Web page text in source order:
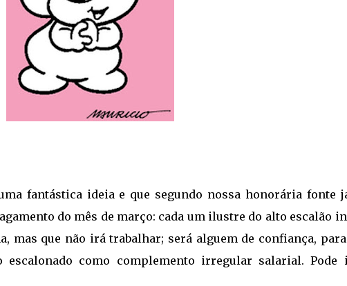
fantástica ideia e que segundo nossa honorária fonte
do mês de março: cada um ilustre do alto escalão
mas que não irá trabalhar; será alguem de confiança,
como complemento irregular salarial. Pode